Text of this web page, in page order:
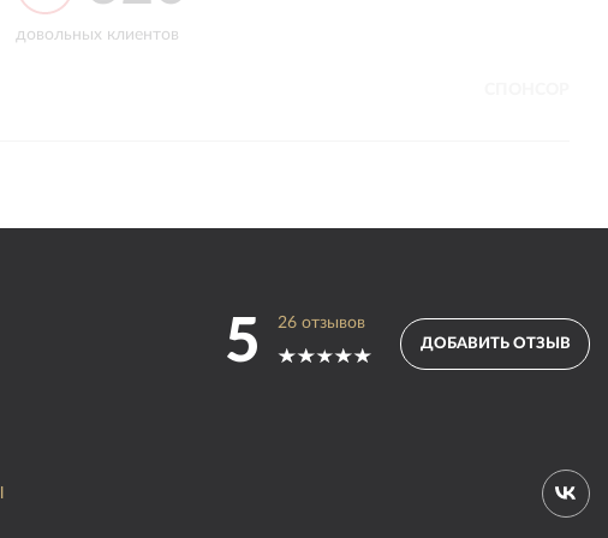
довольных клиентов
5 26 отзывов
ДОБАВИТЬ ОТЗЫВ